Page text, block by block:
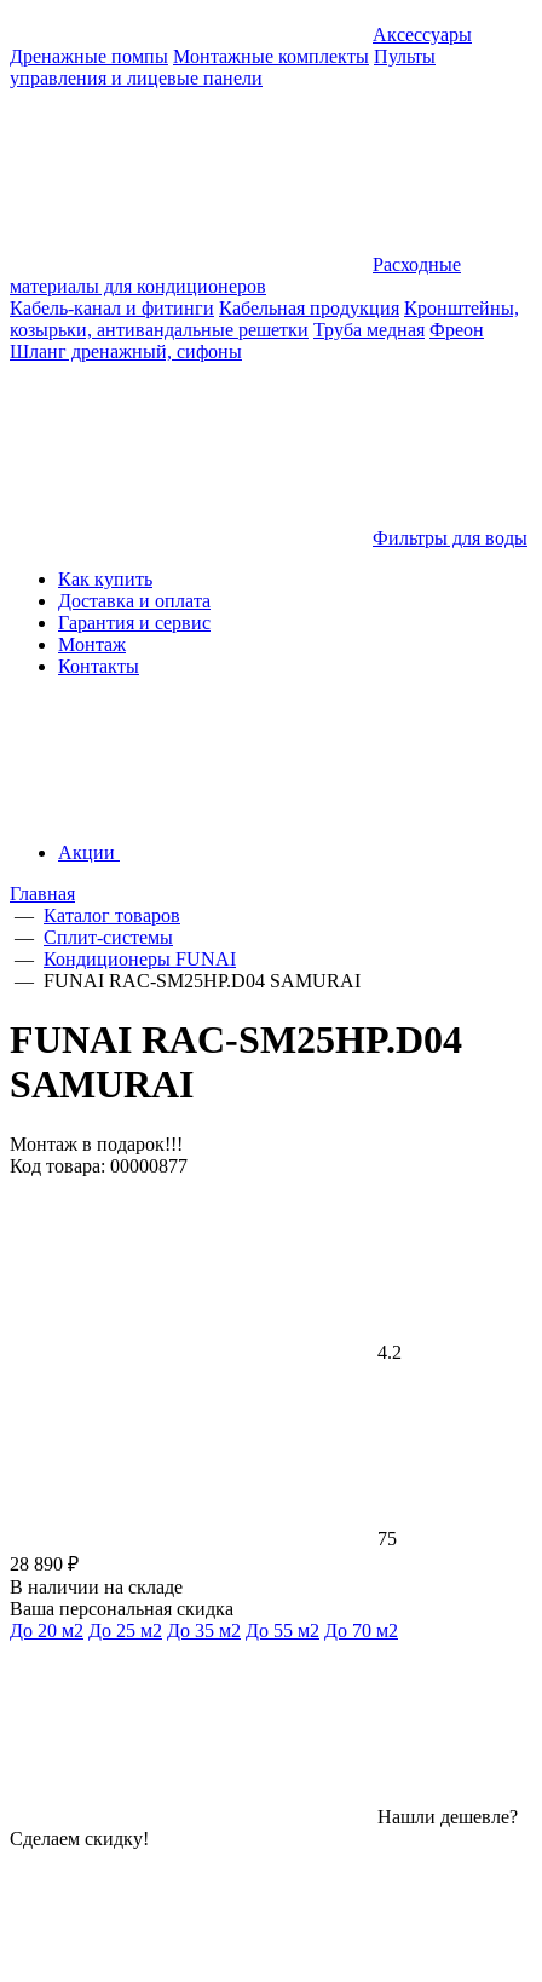
Аксессуары
Дренажные помпы Монтажные комплекты Пульты
управления и лицевые панели
Расходные
материалы для кондиционеров
Кабель-канал и фитинги Кабельная продукция Кронштейны,
козырьки, антивандальные решетки Труба медная Фреон
Шланг дренажный, сифоны
Фильтры для воды
Как купить
Доставка и оплата
Гарантия и сервис
Монтаж
Контакты
Акции
Главная
— Каталог товаров
— Сплит-системы
— Кондиционеры FUNAI
— FUNAI RAC-SM25HP.D04 SAMURAI
FUNAI RAC-SM25HP.D04
SAMURAI
Монтаж в подарок!!!
Код товара: 00000877
4.2
75
28 890 ₽
В наличии на складе
Ваша персональная скидка
До 20 м2 До 25 м2 До 35 м2 До 55 м2 До 70 м2
Нашли дешевле?
Сделаем скидку!